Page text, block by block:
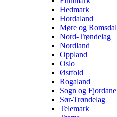
Hedmark
Hordaland
Møre og Romsdal
Nord-Trøndelag
Nordland
Oppland
Oslo
Østfold
Rogaland
Sogn og Fjordane
Sør-Trøndelag
Telemark